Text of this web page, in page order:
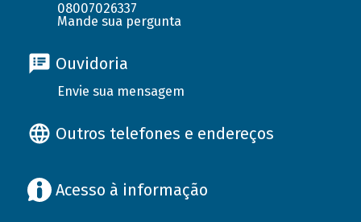
08007026337
Mande sua pergunta
Ouvidoria
Envie sua mensagem
Outros telefones e endereços
Acesso à informação